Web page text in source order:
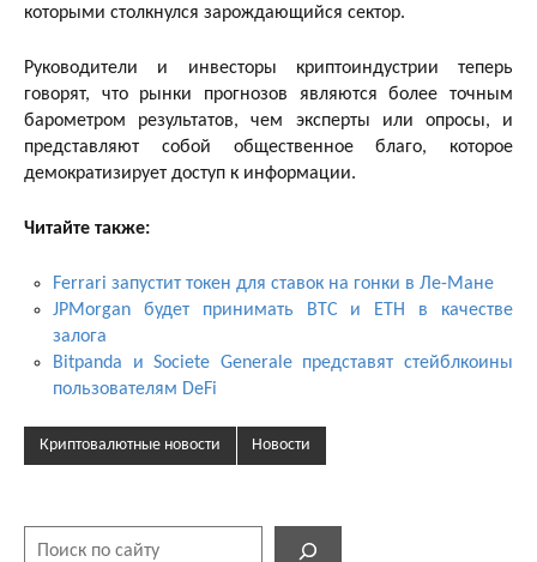
которыми столкнулся зарождающийся сектор.
Руководители и инвесторы криптоиндустрии теперь
говорят, что рынки прогнозов являются более точным
барометром результатов, чем эксперты или опросы, и
представляют собой общественное благо, которое
демократизирует доступ к информации.
Читайте также:
Ferrari запустит токен для ставок на гонки в Ле-Мане
JPMorgan будет принимать BTC и ETH в качестве
залога
Bitpanda и Societe Generale представят стейблкоины
пользователям DeFi
Криптовалютные новости Новости